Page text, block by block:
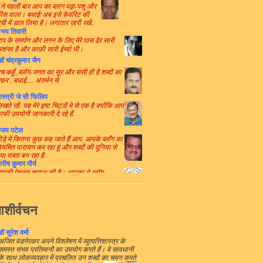
पहली बार आप का ब्लाग पढ़ा-पशु और
वाला। बधाई!अब इसे फ़ेवरिट की
में डाल लिया है। लगातार ज़ारी रखें..
तिवारी
के समर्पण और लगन के लिए मेरे पास ढेर सारी
है और काफ़ी सारी ईर्ष्या भी।
चंद्रकुमार जैन
कहूँ ,ब्लॉग-जगत का सूर और ससी हीहै शब्दों का
. बधाई.... अंतर्मन से
जे सी फिलिप
रहें. यह मेरे इष्ट चिट्ठों मे से एक है क्योंकि आप
उपयोगी जानकारी दे रहे हैं.
पटेल
में कितना कुछ कह जाते हैं आप. आपके ब्लाँग का
पारायण कर रहा हूं और शब्दों की दुनिया से
राब्ता बन रहा है.
कुमार मौर्य
मेहनत कमाल की है। आपका ये ब्लॉग
सबसे उल्लेखनीय बात लगती है, पहले से ही
भाषा में अभिव्यक्ति और अर्थवत्ता के अनोखे
भी।
अली हाशमी
समय में जब कुछ लोग भाषाओ और शब्दों को
सुरेश वर्मा
वडनेरकर अपने विश्लेषण में व्युत्पत्तिशास्त्र के
संभव प्रतिमानों का उपयोग करते हैं। वे सावधानी
साथ लोकव्यवहार में प्रचलित उन शब्दों काचयन करते